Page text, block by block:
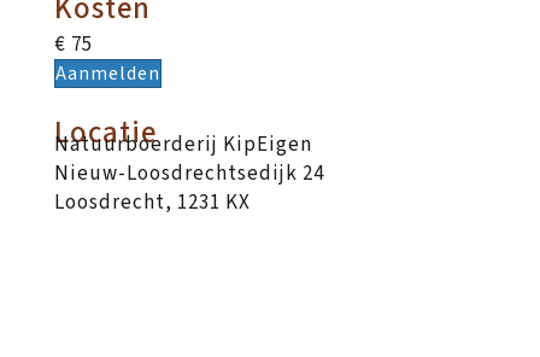
€ 75
Aanmelden
Locatie
Natuurboerderij KipEigen
Nieuw-Loosdrechtsedijk 24
Loosdrecht, 1231 KX